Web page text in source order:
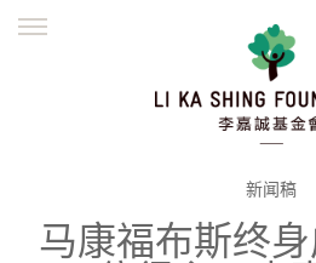
並肩同行
繁體
新闻稿
马康福布斯终